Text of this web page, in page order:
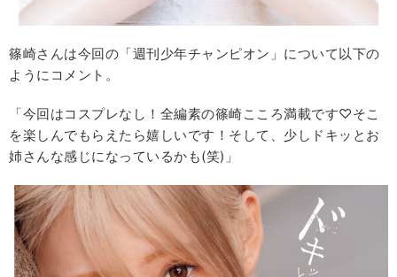
篠崎さんは今回の「週刊少年チャンピオン」について以下の
ようにコメント。
「今回はコスプレなし！全編素の篠崎こころ満載です♡そこ
を楽しんでもらえたら嬉しいです！そして、少しドキッとお
姉さんな感じになっているかも(笑)」